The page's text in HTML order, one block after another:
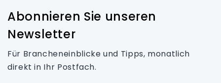
Abonnieren Sie unseren
Newsletter
Für Brancheneinblicke und Tipps, monatlich
direkt in Ihr Postfach.